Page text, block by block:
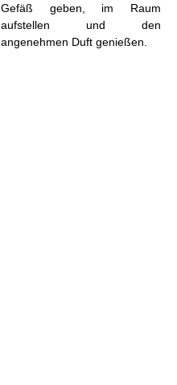
Gefäß geben, im Raum
aufstellen und den
angenehmen Duft genießen.